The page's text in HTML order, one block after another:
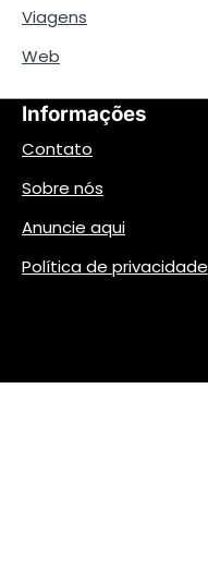
Viagens
Web
Informações
Contato
Sobre nós
Anuncie aqui
Política de privacidade